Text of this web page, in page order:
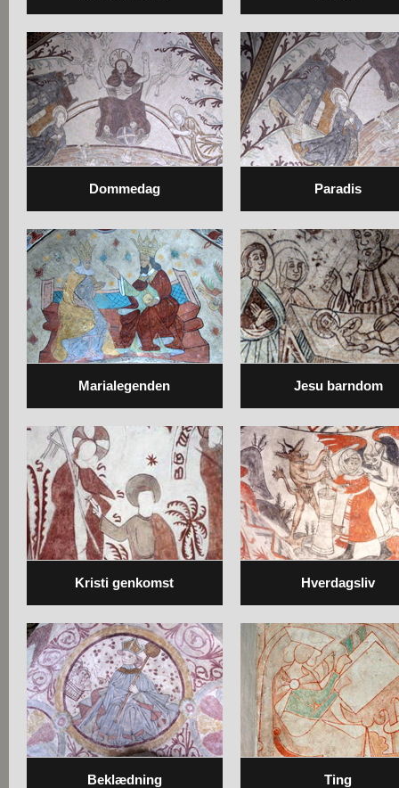
Dommedag Paradis
Marialegenden Jesu barndom
Kristi genkomst Hverdagsliv
Beklædning Ting